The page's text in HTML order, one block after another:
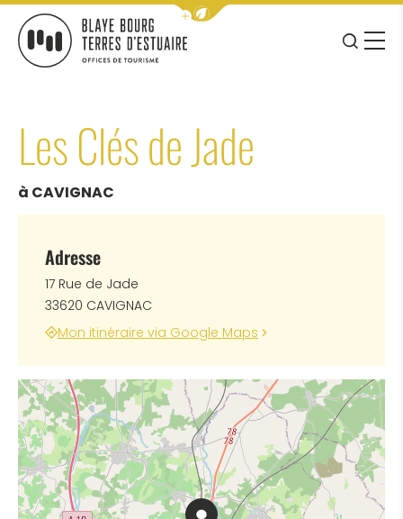
Afficher la barre de navigation
JE
MENU
Les Clés de Jade
à CAVIGNAC
Adresse
17 Rue de Jade
33620 CAVIGNAC
Mon itinéraire via Google Maps